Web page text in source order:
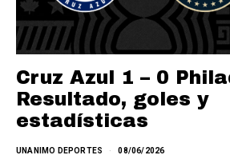
Cruz Azul 1 – 0
Resultado, goles y
estadísticas
UNANIMO DEPORTES 08/06/2026